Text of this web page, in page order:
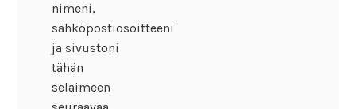
nimeni,
sähköpostiosoitteeni
ja sivustoni
tähän
selaimeen